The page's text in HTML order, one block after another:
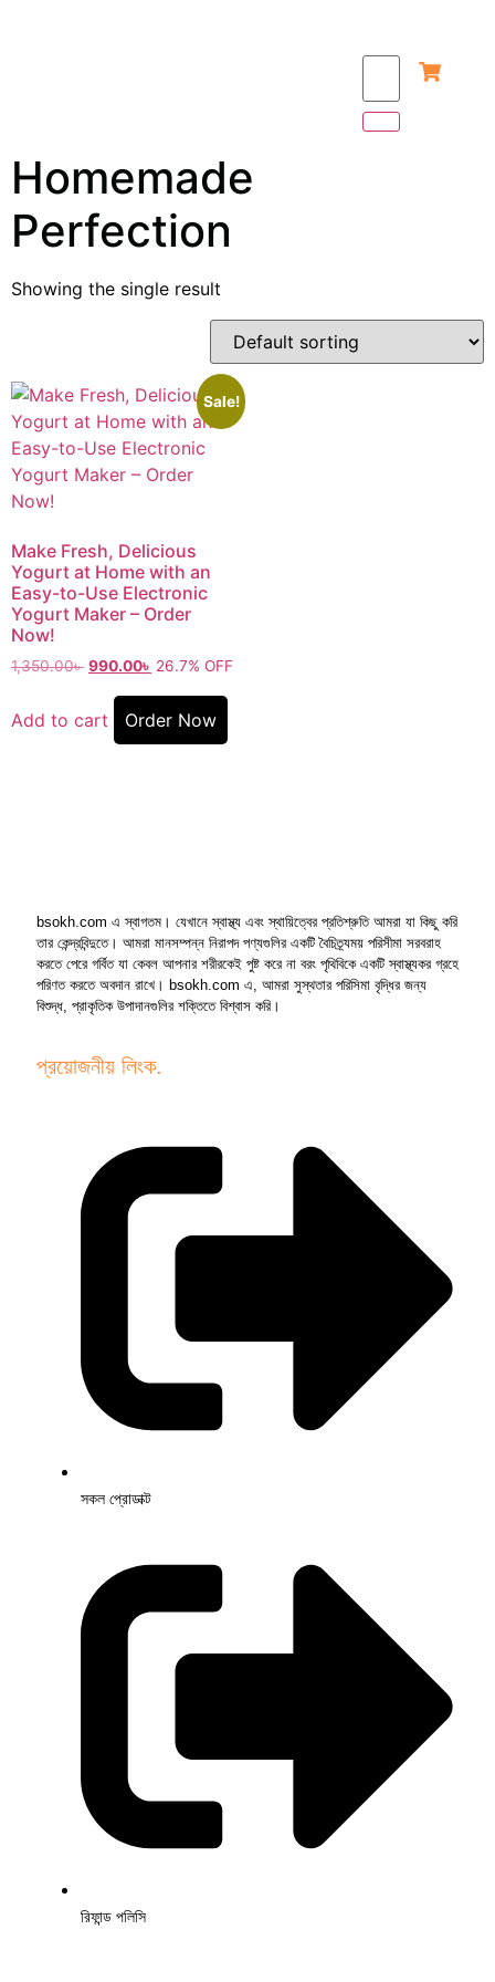
Homemade
Perfection
Showing the single result
Sale!
Make Fresh, Delicious
Yogurt at Home with an
Easy-to-Use Electronic
Yogurt Maker – Order
Now!
1,350.00৳ 990.00৳ 26.7% OFF
Add to cart Order Now
bsokh.com এ স্বাগতম। যেখানে স্বাস্থ্য এবং স্থায়িত্বের প্রতিশ্রুতি আমরা যা কিছু করি
তার কেন্দ্রবিন্দুতে। আমরা মানসম্পন্ন নিরাপদ পণ্যগুলির একটি বৈচিত্র্যময় পরিসীমা সরবরাহ
করতে পেরে গর্বিত যা কেবল আপনার শরীরকেই পুষ্ট করে না বরং পৃথিবিকে একটি স্বাস্থ্যকর গ্রহে
পরিণত করতে অবদান রাখে। bsokh.com এ, আমরা সুস্থতার পরিসিমা বৃদ্ধির জন্য
বিশুদ্ধ, প্রাকৃতিক উপাদানগুলির শক্তিতে বিশ্বাস করি।
প্রয়োজনীয় লিংক.
সকল প্রোডাক্ট
রিফান্ড পলিসি